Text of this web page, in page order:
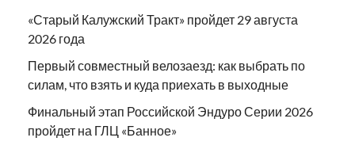
«Старый Калужский Тракт» пройдет 29 августа
2026 года
Первый совместный велозаезд: как выбрать по
силам, что взять и куда приехать в выходные
Финальный этап Российской Эндуро Серии 2026
пройдет на ГЛЦ «Банное»